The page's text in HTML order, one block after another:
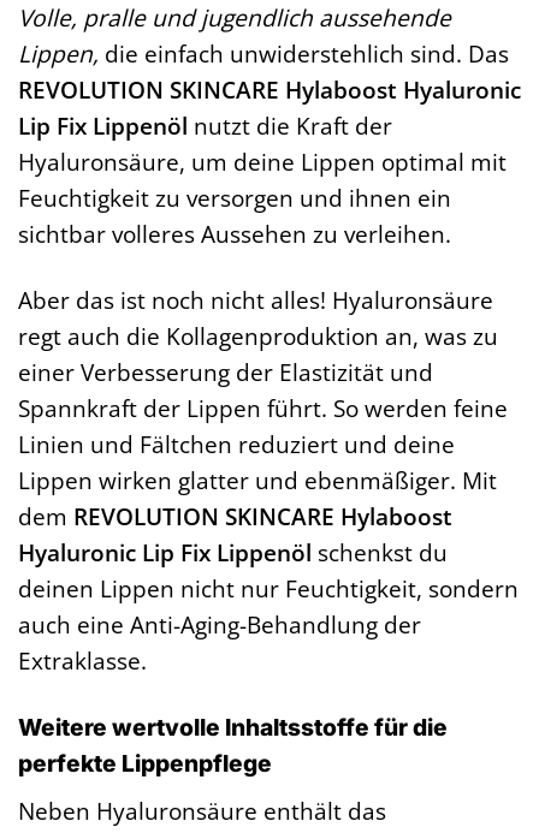
Volle, pralle und jugendlich aussehende
Lippen, die einfach unwiderstehlich sind. Das
REVOLUTION SKINCARE Hylaboost Hyaluronic
Lip Fix Lippenöl nutzt die Kraft der
Hyaluronsäure, um deine Lippen optimal mit
Feuchtigkeit zu versorgen und ihnen ein
sichtbar volleres Aussehen zu verleihen.
Aber das ist noch nicht alles! Hyaluronsäure
regt auch die Kollagenproduktion an, was zu
einer Verbesserung der Elastizität und
Spannkraft der Lippen führt. So werden feine
Linien und Fältchen reduziert und deine
Lippen wirken glatter und ebenmäßiger. Mit
dem REVOLUTION SKINCARE Hylaboost
Hyaluronic Lip Fix Lippenöl schenkst du
deinen Lippen nicht nur Feuchtigkeit, sondern
auch eine Anti-Aging-Behandlung der
Extraklasse.
Weitere wertvolle Inhaltsstoffe für die
perfekte Lippenpflege
Neben Hyaluronsäure enthält das